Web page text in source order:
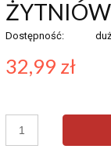
Dostępność:
32,99 zł